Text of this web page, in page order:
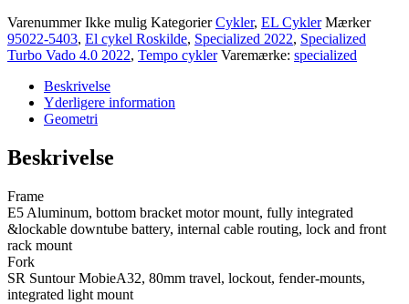
VarenummerIkke mulig Kategorier Cykler, EL Cykler Mærker
95022-5403, El cykel Roskilde, Specialized 2022, Specialized
Turbo Vado 4.0 2022, Tempo cykler Varemærke: specialized
Beskrivelse
Yderligere information
Geometri
Beskrivelse
Frame
E5 Aluminum, bottom bracket motor mount, fully integrated
&lockable downtube battery, internal cable routing, lock and front
rack mount
Fork
SR Suntour MobieA32, 80mm travel, lockout, fender-mounts,
integrated light mount